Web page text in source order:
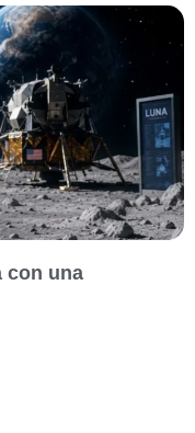
con una